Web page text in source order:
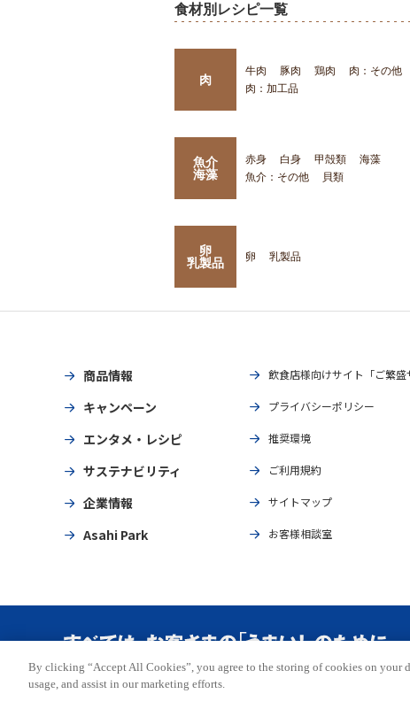
食材別レシピ一覧
肉
牛肉 豚肉 鶏肉
肉：その他
肉：加工品
魚介
海藻
赤身 白身 甲殻類
海藻
魚介：その他
貝類
卵
乳製品
卵 乳製品
商品情報
キャンペーン
エンタメ・レシピ
サステナビリティ
企業情報
Asahi Park
飲食店様向けサイト「ご繁盛
プライバシーポリシー
推奨環境
ご利用規約
サイトマップ
お客様相談室
Copyright © ASAHI BREWERIES, LTD. All rights reserved.
By clicking “Accept All Cookies”, you agree to the storing of cookies on your
usage, and assist in our marketing efforts.